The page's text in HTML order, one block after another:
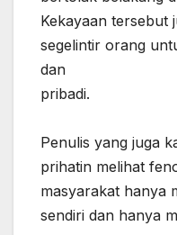
Kekayaan tersebut
segelintir orang
dan
‎pribadi.
‎Penulis yang juga
prihatin melihat
masyarakat hanya
sendiri dan hanya